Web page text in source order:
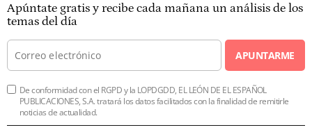
Apúntate gratis y recibe cada mañana un análisis de los
temas del día
APUNTARME
De conformidad con el RGPD y la LOPDGDD, EL LEÓN DE EL ESPAÑOL
PUBLICACIONES, S.A. tratará los datos facilitados con la finalidad de remitirle
noticias de actualidad.